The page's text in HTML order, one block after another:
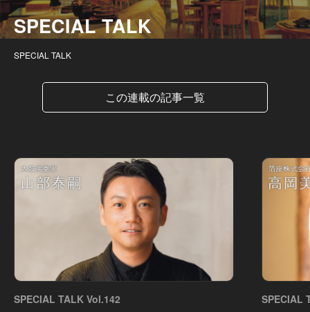
SPECIAL TALK
SPECIAL TALK
この連載の記事一覧
SPECIAL TALK Vol.142 SPECIAL